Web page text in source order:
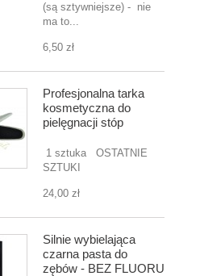
(są sztywniejsze) - nie
ma to...
6,50 zł
Profesjonalna tarka
kosmetyczna do
pielęgnacji stóp
1 sztuka OSTATNIE
SZTUKI
24,00 zł
Silnie wybielająca
czarna pasta do
zębów - BEZ FLUORU